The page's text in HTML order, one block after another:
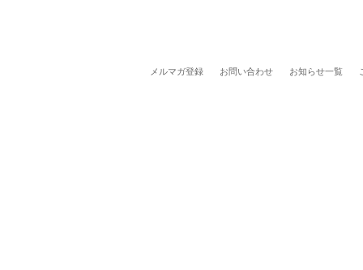
メルマガ登録 お問い合わせ お知らせ一覧